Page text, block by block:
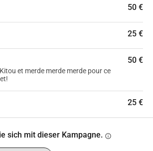
50 €
25 €
50 €
et merde merde merde pour ce
25 €
sich mit dieser Kampagne. info